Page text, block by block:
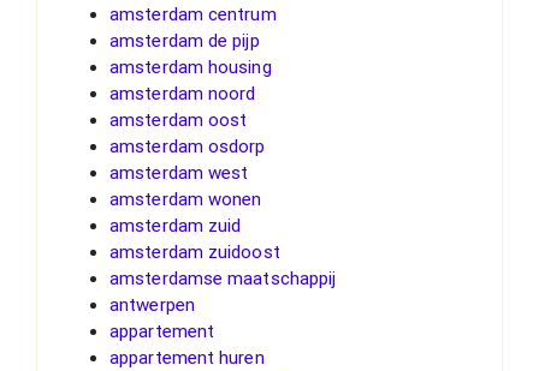
amsterdam centrum
amsterdam de pijp
amsterdam housing
amsterdam noord
amsterdam oost
amsterdam osdorp
amsterdam west
amsterdam wonen
amsterdam zuid
amsterdam zuidoost
amsterdamse maatschappij
antwerpen
appartement
appartement huren